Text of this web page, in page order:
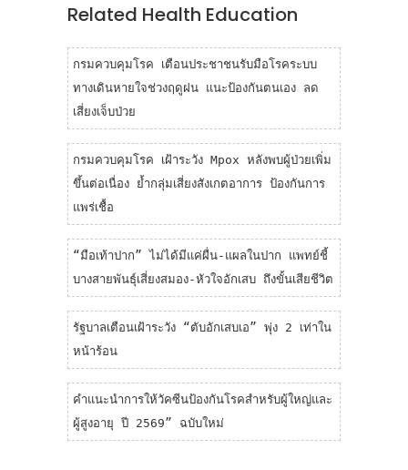
Related Health Education
กรมควบคุมโรค เตือนประชาชนรับมือโรคระบบ
ทางเดินหายใจช่วงฤดูฝน แนะป้องกันตนเอง ลด
เสี่ยงเจ็บป่วย
กรมควบคุมโรค เฝ้าระวัง Mpox หลังพบผู้ป่วยเพิ่ม
ขึ้นต่อเนื่อง ย้ำกลุ่มเสี่ยงสังเกตอาการ ป้องกันการ
แพร่เชื้อ
“มือเท้าปาก” ไม่ได้มีแค่ผื่น-แผลในปาก แพทย์ชี้
บางสายพันธุ์เสี่ยงสมอง-หัวใจอักเสบ ถึงขั้นเสียชีวิต
รัฐบาลเตือนเฝ้าระวัง “ตับอักเสบเอ” พุ่ง 2 เท่าใน
หน้าร้อน
คำแนะนำการให้วัคซีนป้องกันโรคสำหรับผู้ใหญ่และ
ผู้สูงอายุ ปี 2569” ฉบับใหม่